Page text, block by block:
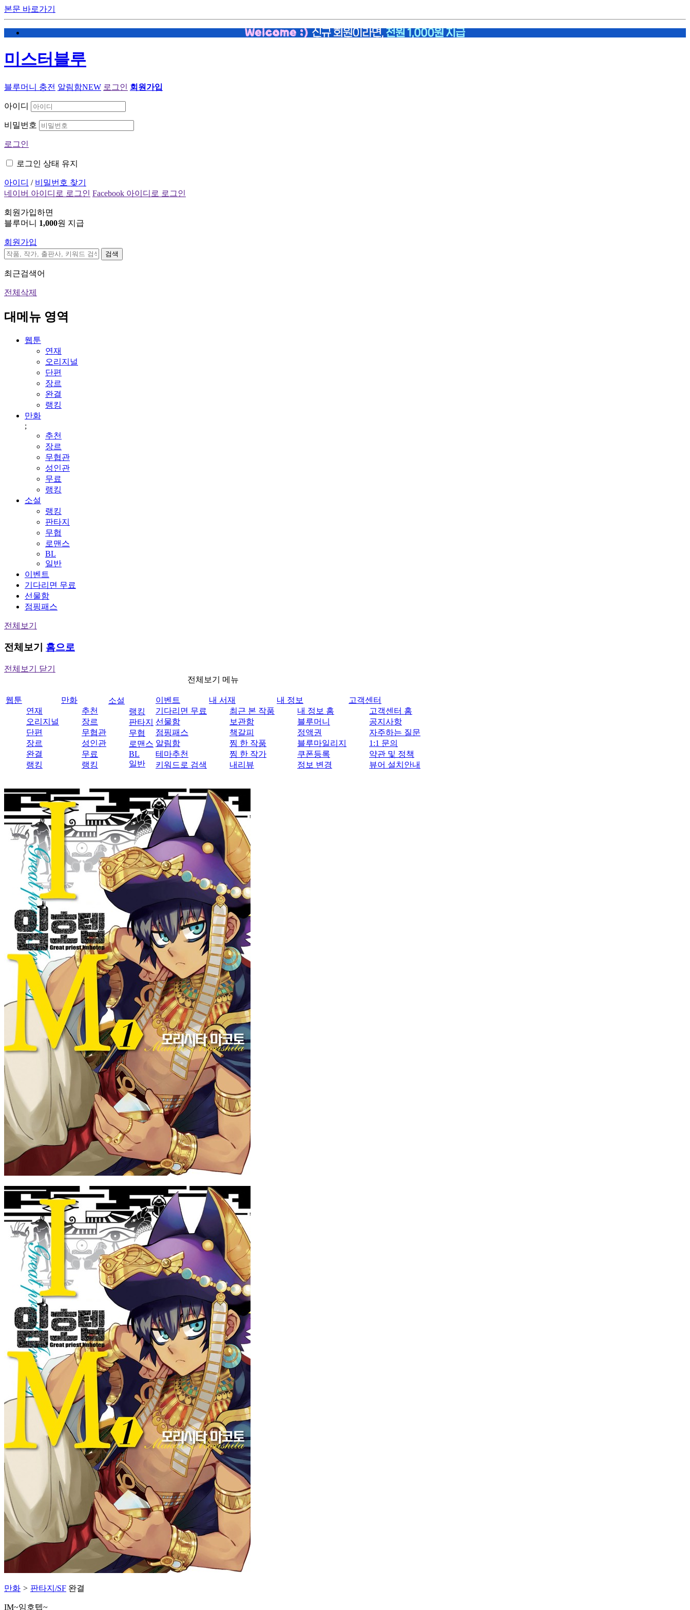
본문 바로가기
미스터블루
블루머니 충전 알림함NEW 로그인 회원가입
아이디
비밀번호
로그인
로그인 상태 유지
아이디 / 비밀번호 찾기
네이버 아이디로 로그인 Facebook 아이디로 로그인
회원가입하면
블루머니 1,000원 지급
회원가입
검색
최근검색어
전체삭제
대메뉴 영역
웹툰
연재
오리지널
단편
장르
완결
랭킹
만화
;
추천
장르
무협관
성인관
무료
랭킹
소설
랭킹
판타지
무협
로맨스
BL
일반
이벤트
기다리면 무료
선물함
점핑패스
전체보기
전체보기 홈으로
전체보기 닫기
전체보기 메뉴
웹툰
연재
오리지널
단편
장르
완결
랭킹
만화
추천
장르
무협관
성인관
무료
랭킹
소설
랭킹
판타지
무협
로맨스
BL
일반
이벤트
기다리면 무료
선물함
점핑패스
알림함
테마추천
키워드로 검색
내 서재
최근 본 작품
보관함
책갈피
찜 한 작품
찜 한 작가
내리뷰
내 정보
내 정보 홈
블루머니
정액권
블루마일리지
쿠폰등록
정보 변경
고객센터
고객센터 홈
공지사항
자주하는 질문
1:1 문의
약관 및 정책
뷰어 설치안내
만화 > 판타지/SF 완결
IM~임호텝~